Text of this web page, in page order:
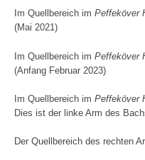
Im Quellbereich im Peffeköver
(Mai 2021)
Im Quellbereich im Peffeköver
(Anfang Februar 2023)
Im Quellbereich im Peffeköver
Dies ist der linke Arm des
Der Quellbereich des rechten